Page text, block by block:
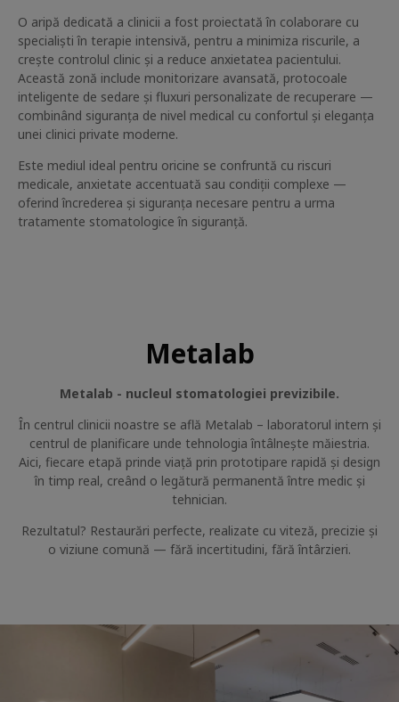
O aripă dedicată a clinicii a fost proiectată în colaborare cu
specialiști în terapie intensivă, pentru a minimiza riscurile, a
crește controlul clinic și a reduce anxietatea pacientului.
Această zonă include monitorizare avansată, protocoale
inteligente de sedare și fluxuri personalizate de recuperare —
combinând siguranța de nivel medical cu confortul și eleganța
unei clinici private moderne.
Este mediul ideal pentru oricine se confruntă cu riscuri
medicale, anxietate accentuată sau condiții complexe —
oferind încrederea și siguranța necesare pentru a urma
tratamente stomatologice în siguranță.
Metalab
Metalab - nucleul stomatologiei previzibile.
În centrul clinicii noastre se află Metalab – laboratorul intern și
centrul de planificare unde tehnologia întâlnește măiestria.
Aici, fiecare etapă prinde viață prin prototipare rapidă și design
în timp real, creând o legătură permanentă între medic și
tehnician.
Rezultatul? Restaurări perfecte, realizate cu viteză, precizie și
o viziune comună — fără incertitudini, fără întârzieri.